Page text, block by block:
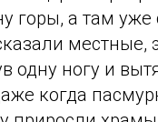
горы, а там уже
местные,
одну ногу и
когда